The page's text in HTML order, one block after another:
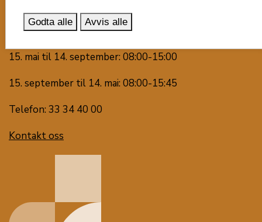
Snakk med oss
15. mai til 14. september: 08:00-15:00
15. september til 14. mai: 08:00-15:45
Telefon: 33 34 40 00
Kontakt oss
Godta alle Avvis alle